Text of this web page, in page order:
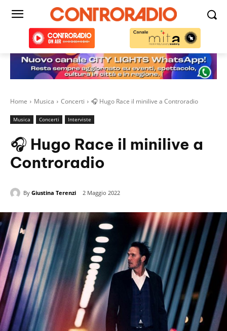
Home Musica Concerti 🎧 Hugo Race il minilive a Controradio
Musica Concerti Interviste
🎧 Hugo Race il minilive a
Controradio
By Giustina Terenzi 2 Maggio 2022